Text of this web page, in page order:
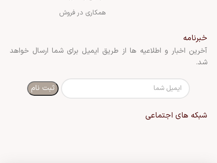
همکاری در فروش
خبرنامه
آخرین اخبار و اطلاعیه ها از طریق ایمیل برای شما ارسال خواهد
شد.
شبکه های اجتماعی